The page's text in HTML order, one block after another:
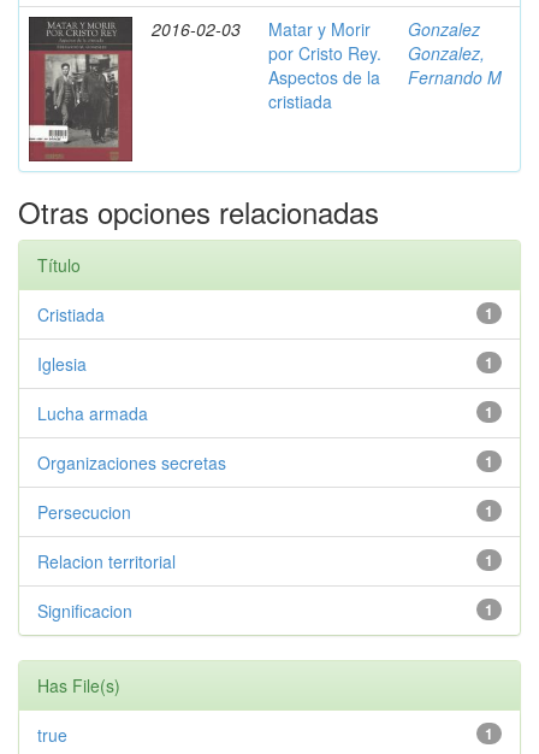
2016-02-03
Matar y Morir
por Cristo Rey.
Aspectos de la
cristiada
Gonzalez
Gonzalez,
Fernando M
Otras opciones relacionadas
Título
1
Cristiada
1
Iglesia
1
Lucha armada
1
Organizaciones secretas
1
Persecucion
1
Relacion territorial
1
Significacion
Has File(s)
1
true